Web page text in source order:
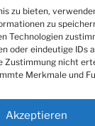
zu bieten,
zu
Technologien
oder eindeutige IDs
Zustimmung nicht
Merkmale und
Akzeptieren
in der
in